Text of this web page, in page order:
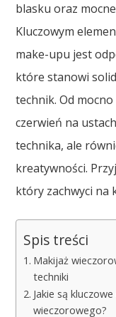
blasku oraz
Kluczowym
make-upu jest
które stanowi
technik. Od
czerwień na
technika, ale
kreatywności.
który zachwyci na
Spis treści
Makijaż
techniki
Jakie są
wieczorowego?